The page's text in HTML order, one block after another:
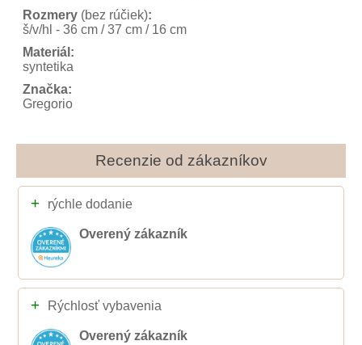
Rozmery (bez rúčiek):
š/v/hl - 36 cm / 37 cm / 16 cm
Materiál:
syntetika
Značka:
Gregorio
Recenzie od zákazníkov
+ rýchle dodanie
Overený zákazník
+ Rýchlosť vybavenia
Overený zákazník